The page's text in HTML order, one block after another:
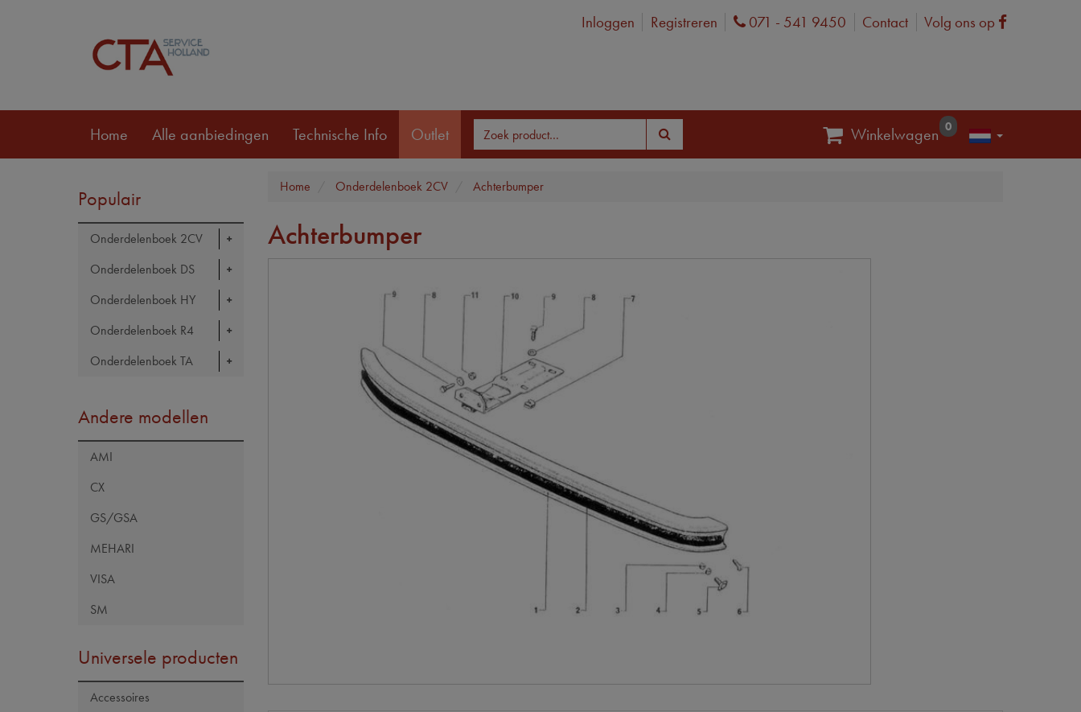
Inloggen Registreren Phone
071 - 541 9450 Contact Volg ons op Facebook
Home Alle aanbiedingen Technische Info Outlet Winkelwagen 0
Populair
Onderdelenboek 2CV
Onderdelenboek DS
Onderdelenboek HY
Onderdelenboek R4
Onderdelenboek TA
Andere modellen
AMI
CX
GS/GSA
MEHARI
VISA
SM
Universele producten
Accessoires
Home Onderdelenboek 2CV Achterbumper
Achterbumper